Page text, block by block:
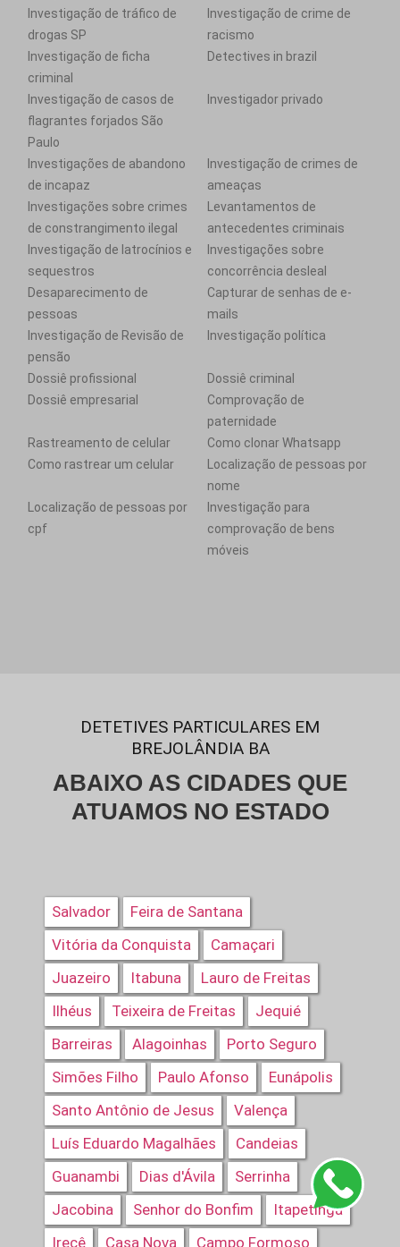
Investigação de tráfico de
drogas SP
Investigação de crime de
racismo
Investigação de ficha
criminal
Detectives in brazil
Investigação de casos de
flagrantes forjados São
Paulo
Investigador privado
Investigações de abandono
de incapaz
Investigação de crimes de
ameaças
Investigações sobre crimes
de constrangimento ilegal
Levantamentos de
antecedentes criminais
Investigação de latrocínios e
sequestros
Investigações sobre
concorrência desleal
Desaparecimento de
pessoas
Capturar de senhas de e-
mails
Investigação de Revisão de
pensão
Investigação política
Dossiê profissional
Dossiê criminal
Dossiê empresarial
Comprovação de
paternidade
Rastreamento de celular
Como clonar Whatsapp
Como rastrear um celular
Localização de pessoas por
nome
Localização de pessoas por
cpf
Investigação para
comprovação de bens
móveis
DETETIVES PARTICULARES EM
BREJOLÂNDIA BA
ABAIXO AS CIDADES QUE
ATUAMOS NO ESTADO
Salvador
Feira de Santana
Vitória da Conquista
Camaçari
Juazeiro
Itabuna
Lauro de Freitas
Ilhéus
Teixeira de Freitas
Jequié
Barreiras
Alagoinhas
Porto Seguro
Simões Filho
Paulo Afonso
Eunápolis
Santo Antônio de Jesus
Valença
Luís Eduardo Magalhães
Candeias
Guanambi
Dias d'Ávila
Serrinha
Jacobina
Senhor do Bonfim
Itapetinga
Irecê
Casa Nova Campo Formoso